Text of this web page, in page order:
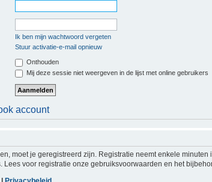
Ik ben mijn wachtwoord vergeten
Stuur activatie-e-mail opnieuw
Onthouden
Mij deze sessie niet weergeven in de lijst met online gebruikers
account
moet je geregistreerd zijn. Registratie neemt enkele
Lees voor registratie onze gebruiksvoorwaarden en het